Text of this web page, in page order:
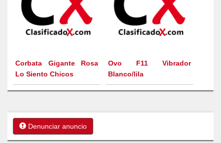
Corbata Gigante Rosa
Lo Siento Chicos
Ovo F11 Vibrador
Blanco/lila
Denunciar anuncio